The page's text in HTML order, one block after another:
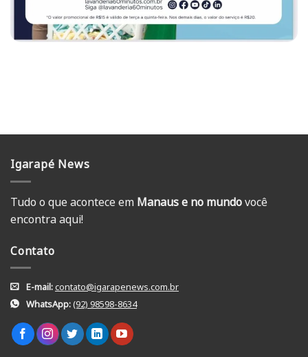
Igarapé News
Tudo o que acontece em Manaus e no mundovocê
encontra aqui!
Contato
E-mail:contato@igarapenews.com.br
WhatsApp:(92) 98598-8634